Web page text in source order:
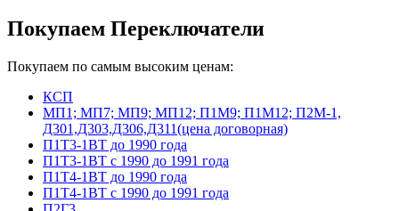
Покупаем Переключатели
Покупаем по самым высоким ценам:
КСП
МП1; МП7; МП9; МП12; П1М9; П1М12; П2М-1,
Д301,Д303,Д306,Д311(цена договорная)
П1Т3-1ВТ до 1990 года
П1Т3-1ВТ с 1990 до 1991 года
П1Т4-1ВТ до 1990 года
П1Т4-1ВТ с 1990 до 1991 года